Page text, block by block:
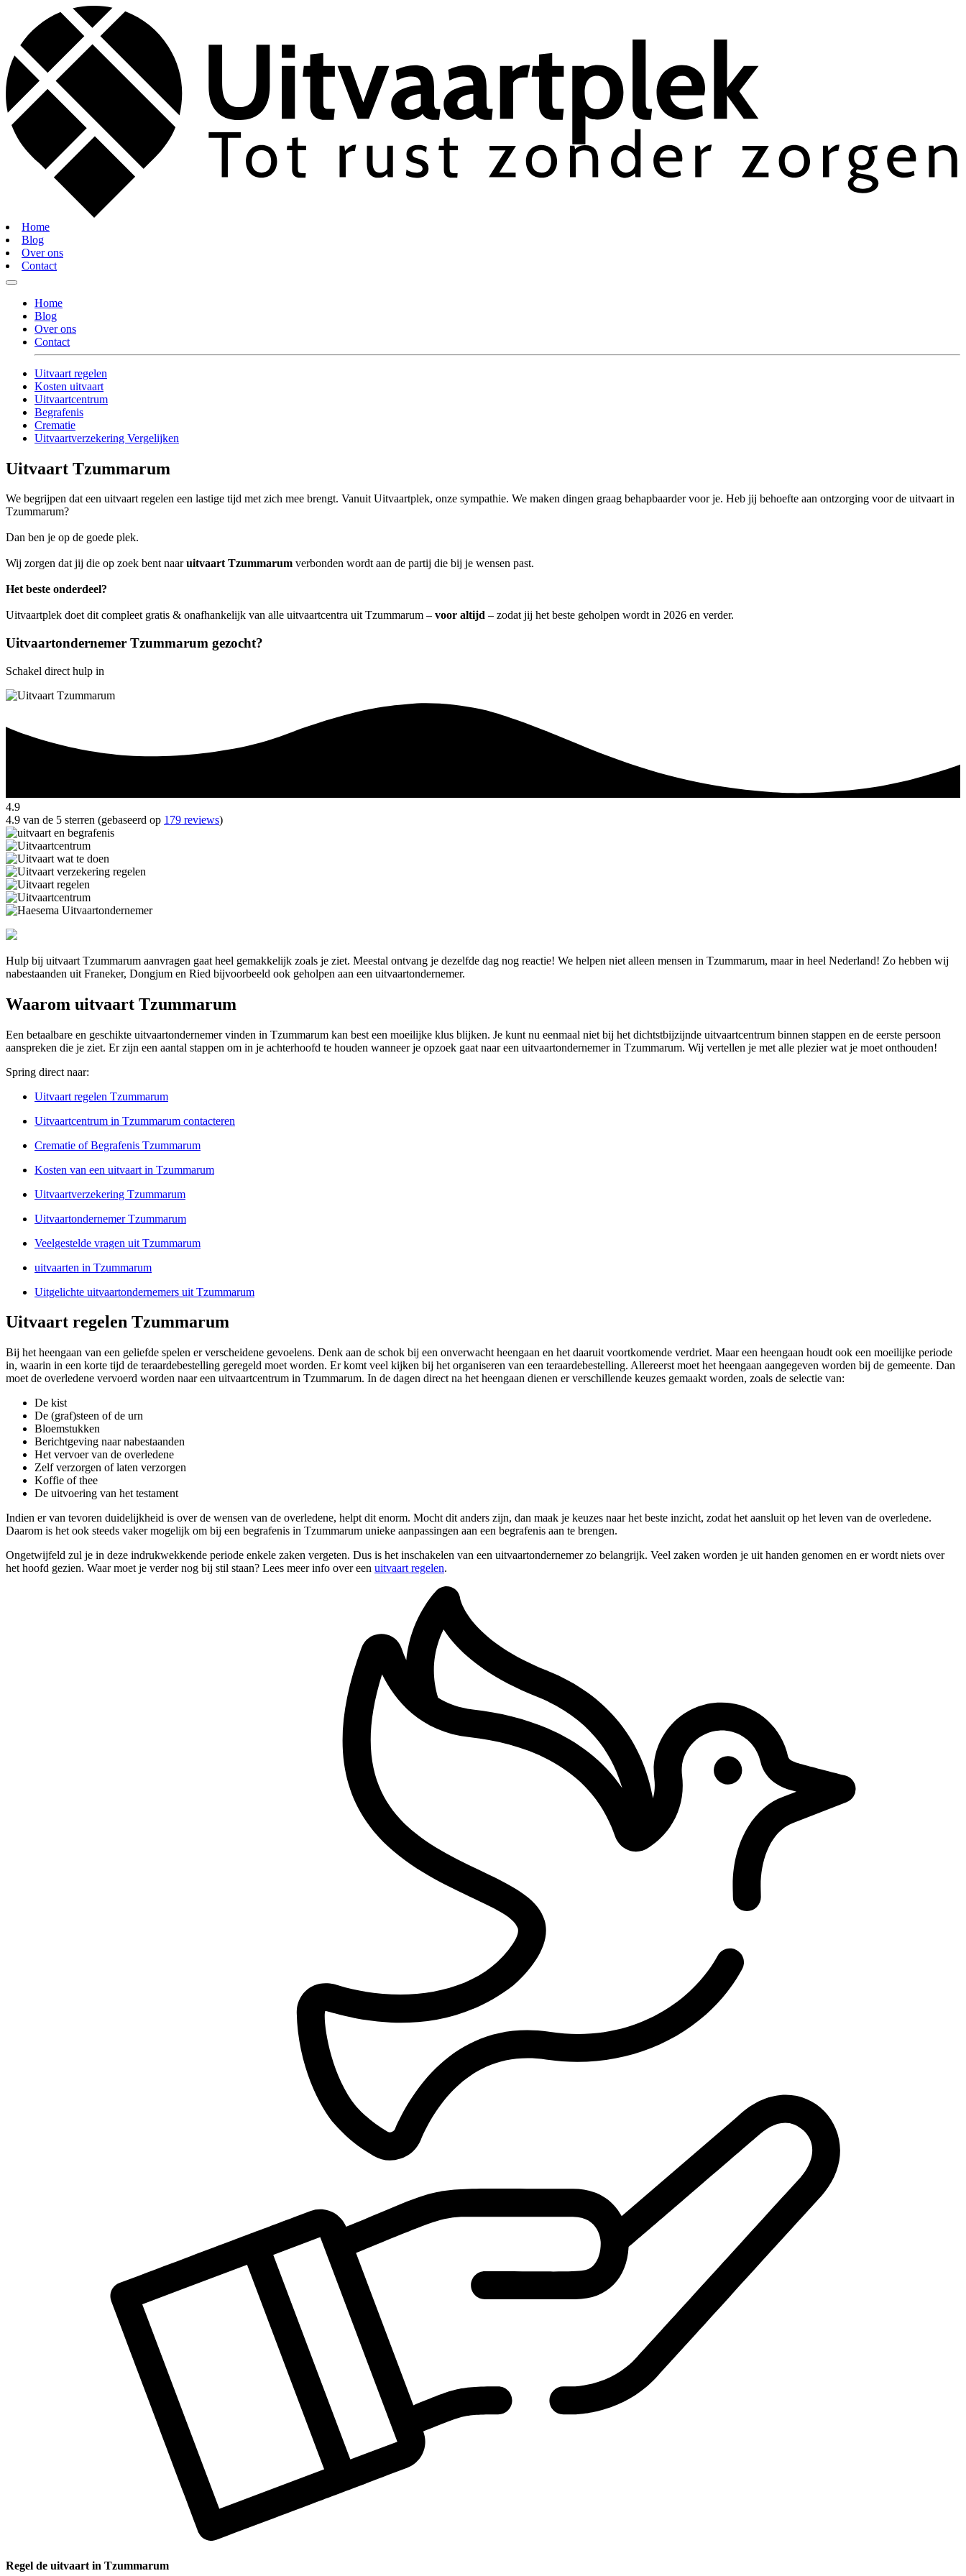
Home
Blog
Over ons
Contact
Home
Blog
Over ons
Contact
Uitvaart regelen
Kosten uitvaart
Uitvaartcentrum
Begrafenis
Crematie
Uitvaartverzekering Vergelijken
Uitvaart Tzummarum
We begrijpen dat een uitvaart regelen een lastige tijd met zich mee brengt. Vanuit Uitvaartplek, onze sympathie. We maken dingen graag behapbaarder voor je. Heb jij behoefte aan ontzorging voor de uitvaart in
Tzummarum?
Dan ben je op de goede plek.
Wij zorgen dat jij die op zoek bent naaruitvaart Tzummarum verbonden wordt aan de partij die bij je wensen past.
Het beste onderdeel?
Uitvaartplek doet dit compleet gratis & onafhankelijk van alle uitvaartcentra uit Tzummarum – voor altijd – zodat jij het beste geholpen wordt in 2026 en verder.
Uitvaartondernemer Tzummarum gezocht?
Schakel direct hulp in
4.9
4.9 van de 5 sterren (gebaseerd op 179 reviews)
Hulp bij uitvaart Tzummarum aanvragen gaat heel gemakkelijk zoals je ziet. Meestal ontvang je dezelfde dag nog reactie! We helpen niet alleen mensen in Tzummarum, maar in heel Nederland! Zo hebben wij
nabestaanden uit Franeker, Dongjum en Ried bijvoorbeeld ook geholpen aan een uitvaartondernemer.
Waarom uitvaart Tzummarum
Een betaalbare en geschikte uitvaartondernemer vinden in Tzummarum kan best een moeilijke klus blijken. Je kunt nu eenmaal niet bij het dichtstbijzijnde uitvaartcentrum binnen stappen en de eerste persoon
aanspreken die je ziet. Er zijn een aantal stappen om in je achterhoofd te houden wanneer je opzoek gaat naar een uitvaartondernemer in Tzummarum. Wij vertellen je met alle plezier wat je moet onthouden!
Spring direct naar:
Uitvaart regelen Tzummarum
Uitvaartcentrum in Tzummarum contacteren
Crematie of Begrafenis Tzummarum
Kosten van een uitvaart in Tzummarum
Uitvaartverzekering Tzummarum
Uitvaartondernemer Tzummarum
Veelgestelde vragen uit Tzummarum
uitvaarten in Tzummarum
Uitgelichte uitvaartondernemers uit Tzummarum
Uitvaart regelen Tzummarum
Bij het heengaan van een geliefde spelen er verscheidene gevoelens. Denk aan de schok bij een onverwacht heengaan en het daaruit voortkomende verdriet. Maar een heengaan houdt ook een moeilijke periode
in, waarin in een korte tijd de teraardebestelling geregeld moet worden. Er komt veel kijken bij het organiseren van een teraardebestelling. Allereerst moet het heengaan aangegeven worden bij de gemeente. Dan
moet de overledene vervoerd worden naar een uitvaartcentrum in Tzummarum. In de dagen direct na het heengaan dienen er verschillende keuzes gemaakt worden, zoals de selectie van:
De kist
De (graf)steen of de urn
Bloemstukken
Berichtgeving naar nabestaanden
Het vervoer van de overledene
Zelf verzorgen of laten verzorgen
Koffie of thee
De uitvoering van het testament
Indien er van tevoren duidelijkheid is over de wensen van de overledene, helpt dit enorm. Mocht dit anders zijn, dan maak je keuzes naar het beste inzicht, zodat het aansluit op het leven van de overledene.
Daarom is het ook steeds vaker mogelijk om bij een begrafenis in Tzummarum unieke aanpassingen aan een begrafenis aan te brengen.
Ongetwijfeld zul je in deze indrukwekkende periode enkele zaken vergeten. Dus is het inschakelen van een uitvaartondernemer zo belangrijk. Veel zaken worden je uit handen genomen en er wordt niets over
het hoofd gezien. Waar moet je verder nog bij stil staan? Lees meer info over een uitvaart regelen.
Regel de uitvaart in Tzummarum